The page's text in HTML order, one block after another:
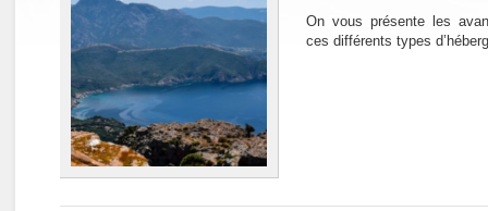
On vous présente les
ces différents types